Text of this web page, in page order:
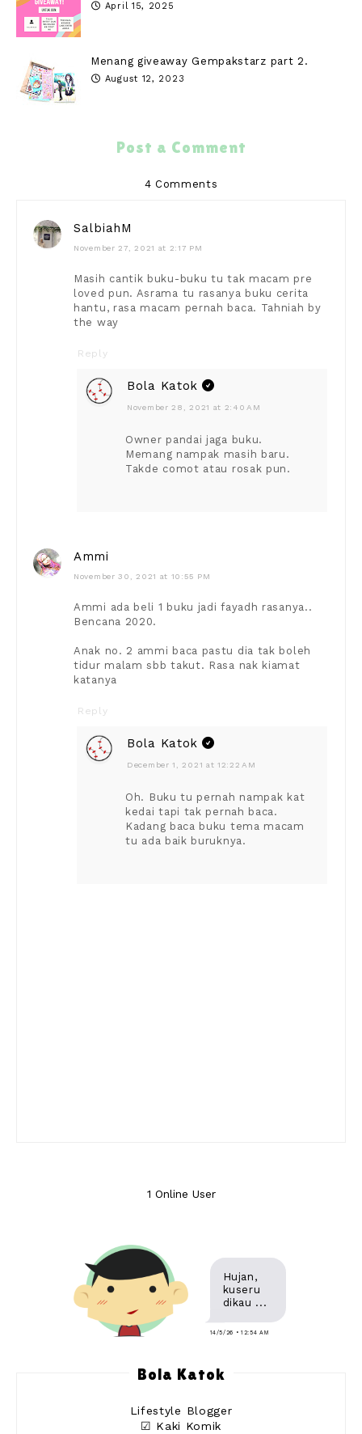
April 15, 2025
Menang giveaway Gempakstarz part 2.
August 12, 2023
Post a Comment
4 Comments
SalbiahM
November 27, 2021 at 2:17 PM
Masih cantik buku-buku tu tak macam pre
loved pun. Asrama tu rasanya buku cerita
hantu, rasa macam pernah baca. Tahniah by
the way
Reply
Bola Katok
November 28, 2021 at 2:40 AM
Owner pandai jaga buku.
Memang nampak masih baru.
Takde comot atau rosak pun.
Ammi
November 30, 2021 at 10:55 PM
Ammi ada beli 1 buku jadi fayadh rasanya..
Bencana 2020.
Anak no. 2 ammi baca pastu dia tak boleh
tidur malam sbb takut. Rasa nak kiamat
katanya
Reply
Bola Katok
December 1, 2021 at 12:22 AM
Oh. Buku tu pernah nampak kat
kedai tapi tak pernah baca.
Kadang baca buku tema macam
tu ada baik buruknya.
1 Online User
Hujan,
kuseru
dikau ...
14/5/26 • 12:54 AM
Bola Katok
Lifestyle Blogger
☑ Kaki Komik